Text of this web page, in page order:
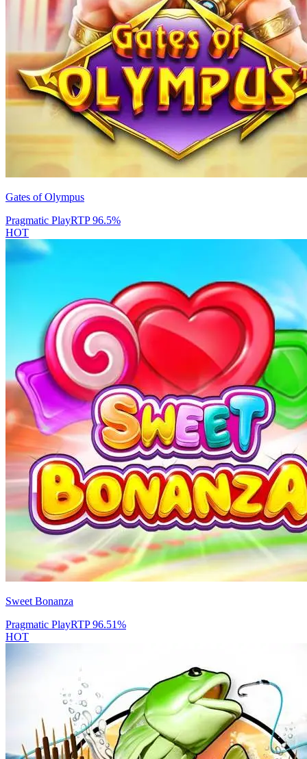
Gates of Olympus
Pragmatic PlayRTP96.5%
HOT
Sweet Bonanza
Pragmatic PlayRTP96.51%
HOT